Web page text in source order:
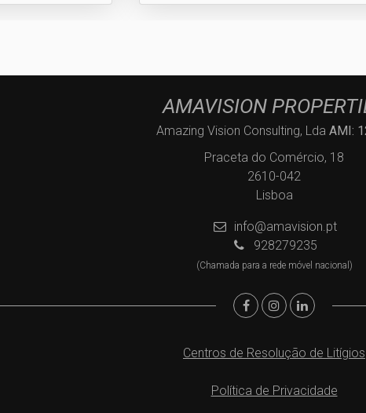
AMAVISION
Amazing Vision Consulting, Lda AMI:
Praceta do Comércio, 18
2610-042
Lisboa
info@amavision.pt
928279235
(Chamada para a rede móvel nacional)
Centros de Resolução de Litígios
Política de Privacidade